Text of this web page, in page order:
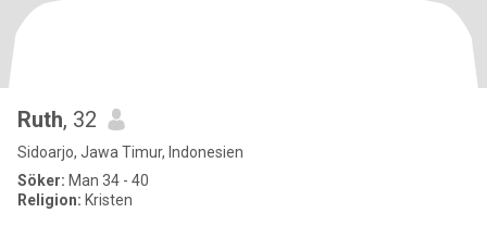
Ruth, 32
Sidoarjo, Jawa Timur, Indonesien
Söker: Man 34 - 40
Religion: Kristen